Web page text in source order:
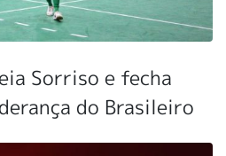
Sorriso e fecha
do Brasileiro